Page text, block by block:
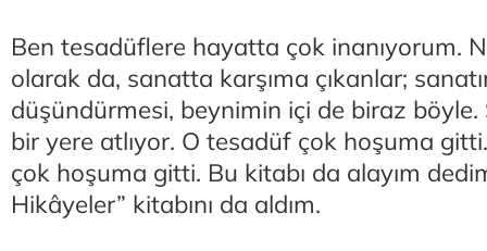
Ben tesadüflere hayatta çok inanıyorum.
olarak da, sanatta karşıma çıkanlar;
düşündürmesi, beynimin içi de biraz
bir yere atlıyor. O tesadüf çok hoşuma
çok hoşuma gitti. Bu kitabı da alayım
Hikâyeler” kitabını da aldım.